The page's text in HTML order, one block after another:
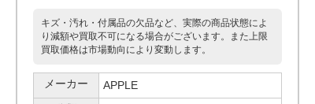
キズ・汚れ・付属品の欠品など、実際の商品状態によ
り減額や買取不可になる場合がございます。また上限
買取価格は市場動向により変動します。
メーカー
APPLE